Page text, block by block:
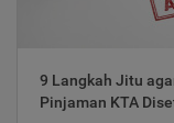
9 Langkah Jitu
Pinjaman KTA